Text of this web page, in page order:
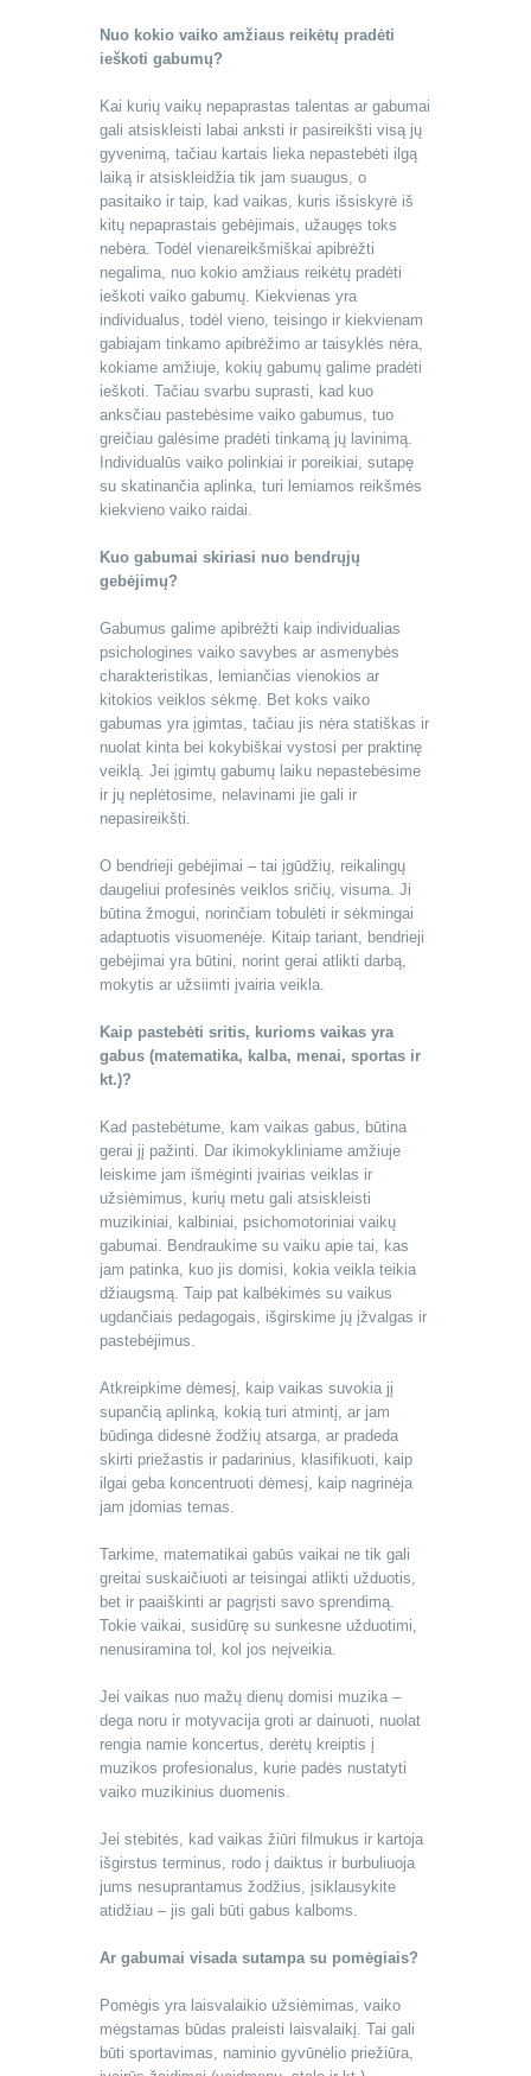
Nuo kokio vaiko amžiaus reikėtų pradėti
ieškoti gabumų?
Kai kurių vaikų nepaprastas talentas ar gabumai
gali atsiskleisti labai anksti ir pasireikšti visą jų
gyvenimą, tačiau kartais lieka nepastebėti ilgą
laiką ir atsiskleidžia tik jam suaugus, o
pasitaiko ir taip, kad vaikas, kuris išsiskyrė iš
kitų nepaprastais gebėjimais, užaugęs toks
nebėra. Todėl vienareikšmiškai apibrėžti
negalima, nuo kokio amžiaus reikėtų pradėti
ieškoti vaiko gabumų. Kiekvienas yra
individualus, todėl vieno, teisingo ir kiekvienam
gabiajam tinkamo apibrėžimo ar taisyklės nėra,
kokiame amžiuje, kokių gabumų galime pradėti
ieškoti. Tačiau svarbu suprasti, kad kuo
anksčiau pastebėsime vaiko gabumus, tuo
greičiau galėsime pradėti tinkamą jų lavinimą.
Individualūs vaiko polinkiai ir poreikiai, sutapę
su skatinančia aplinka, turi lemiamos reikšmės
kiekvieno vaiko raidai.
Kuo gabumai skiriasi nuo bendrųjų
gebėjimų?
Gabumus galime apibrėžti kaip individualias
psichologines vaiko savybes ar asmenybės
charakteristikas, lemiančias vienokios ar
kitokios veiklos sėkmę. Bet koks vaiko
gabumas yra įgimtas, tačiau jis nėra statiškas ir
nuolat kinta bei kokybiškai vystosi per praktinę
veiklą. Jei įgimtų gabumų laiku nepastebėsime
ir jų neplėtosime, nelavinami jie gali ir
nepasireikšti.
O bendrieji gebėjimai – tai įgūdžių, reikalingų
daugeliui profesinės veiklos sričių, visuma. Ji
būtina žmogui, norinčiam tobulėti ir sėkmingai
adaptuotis visuomenėje. Kitaip tariant, bendrieji
gebėjimai yra būtini, norint gerai atlikti darbą,
mokytis ar užsiimti įvairia veikla.
Kaip pastebėti sritis, kurioms vaikas yra
gabus (matematika, kalba, menai, sportas ir
kt.)?
Kad pastebėtume, kam vaikas gabus, būtina
gerai jį pažinti. Dar ikimokykliniame amžiuje
leiskime jam išmėginti įvairias veiklas ir
užsiėmimus, kurių metu gali atsiskleisti
muzikiniai, kalbiniai, psichomotoriniai vaikų
gabumai. Bendraukime su vaiku apie tai, kas
jam patinka, kuo jis domisi, kokia veikla teikia
džiaugsmą. Taip pat kalbėkimės su vaikus
ugdančiais pedagogais, išgirskime jų įžvalgas ir
pastebėjimus.
Atkreipkime dėmesį, kaip vaikas suvokia jį
supančią aplinką, kokią turi atmintį, ar jam
būdinga didesnė žodžių atsarga, ar pradeda
skirti priežastis ir padarinius, klasifikuoti, kaip
ilgai geba koncentruoti dėmesį, kaip nagrinėja
jam įdomias temas.
Tarkime, matematikai gabūs vaikai ne tik gali
greitai suskaičiuoti ar teisingai atlikti užduotis,
bet ir paaiškinti ar pagrįsti savo sprendimą.
Tokie vaikai, susidūrę su sunkesne užduotimi,
nenusiramina tol, kol jos neįveikia.
Jei vaikas nuo mažų dienų domisi muzika –
dega noru ir motyvacija groti ar dainuoti, nuolat
rengia namie koncertus, derėtų kreiptis į
muzikos profesionalus, kurie padės nustatyti
vaiko muzikinius duomenis.
Jei stebitės, kad vaikas žiūri filmukus ir kartoja
išgirstus terminus, rodo į daiktus ir burbuliuoja
jums nesuprantamus žodžius, įsiklausykite
atidžiau – jis gali būti gabus kalboms.
Ar gabumai visada sutampa su pomėgiais?
Pomėgis yra laisvalaikio užsiėmimas, vaiko
mėgstamas būdas praleisti laisvalaikį. Tai gali
būti sportavimas, naminio gyvūnėlio priežiūra,